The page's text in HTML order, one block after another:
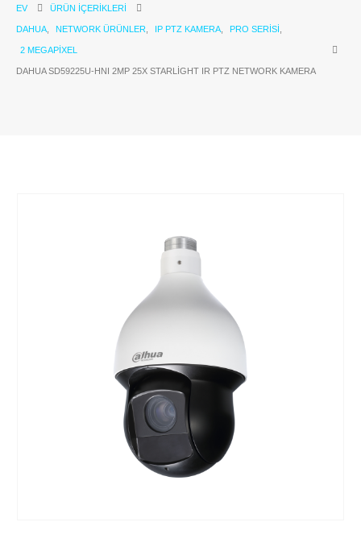
EV ÜRÜN İÇERIKLERI
DAHUA NETWORK ÜRÜNLER IP PTZ KAMERA PRO SERISI
2 MEGAPIXEL
DAHUA SD59225U-HNI 2MP 25X STARLIGHT IR PTZ NETWORK KAMERA